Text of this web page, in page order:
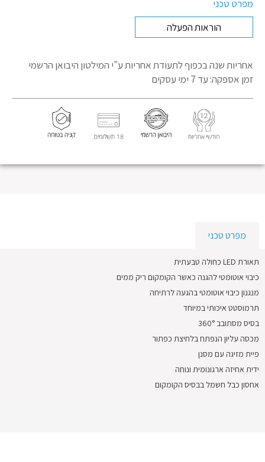
מפרט טכני
הוראות הפעלה
אחריות שנה בכפוף לתעודת אחריותע"י המילטון היבואן הרשמי
זמן אספקה: עד 7 ימי עסקים
מפרט טכני
תאורת LED כחולה טבעתית
כיבוי אוטומטי להגנה כאשר הקומקום ריק ממים
מנגנון כיבוי אוטומטי בהגעה לרתיחה
תרמוסטט איכותי במיוחד
בסיס מסתובב 360°
מכסה עליון הנפתח בלחיצת כפתור
פיית מזיגה עם מסנן
ידית אחיזה ארגונומית ונוחה
אחסון כבל חשמל בבסיס הקומקום